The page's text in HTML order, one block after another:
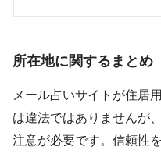
所在地に関するまとめ
メール占いサイトが住居
は違法ではありませんが
注意が必要です。信頼性